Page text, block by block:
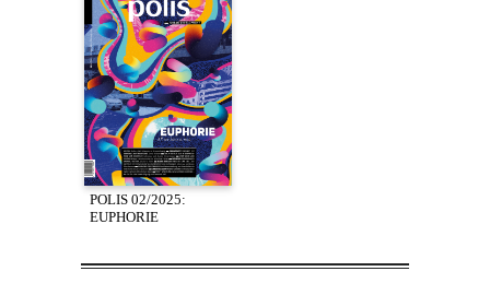
POLIS 02/2025:
EUPHORIE